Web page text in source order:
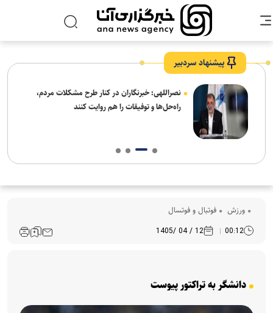
پیشنهاد سردبیر
نصراللهی: خبرنگاران در کنار طرح مشکلات مردم،
راه‌حل‌ها و توفیقات را هم روایت کنند
ورزش فوتبال و فوتسال
00:12
12 / 04 /1405
دانشگر به تراکتور پیوست